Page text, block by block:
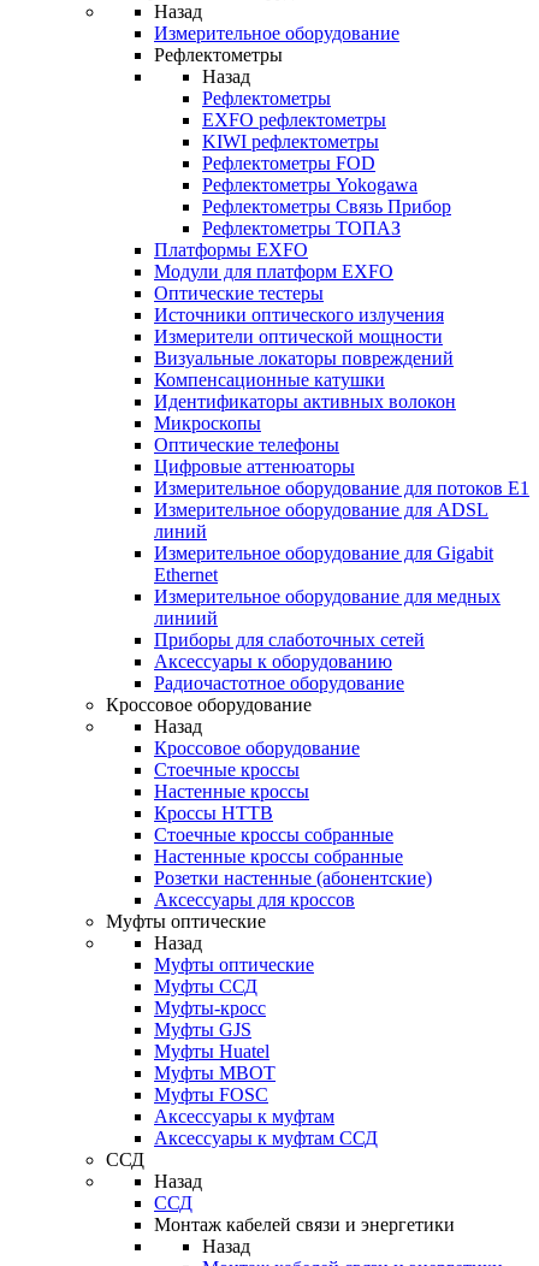
Назад
Измерительное оборудование
Рефлектометры
Назад
Рефлектометры
EXFO рефлектометры
KIWI рефлектометры
Рефлектометры FOD
Рефлектометры Yokogawa
Рефлектометры Связь Прибор
Рефлектометры ТОПАЗ
Платформы EXFO
Модули для платформ EXFO
Оптические тестеры
Источники оптического излучения
Измерители оптической мощности
Визуальные локаторы повреждений
Компенсационные катушки
Идентификаторы активных волокон
Микроскопы
Оптические телефоны
Цифровые аттенюаторы
Измерительное оборудование для потоков Е1
Измерительное оборудование для ADSL
линий
Измерительное оборудование для Gigabit
Ethernet
Измерительное оборудование для медных
линиий
Приборы для слаботочных сетей
Аксессуары к оборудованию
Радиочастотное оборудование
Кроссовое оборудование
Назад
Кроссовое оборудование
Стоечные кроссы
Настенные кроссы
Кроссы HTTB
Стоечные кроссы собранные
Настенные кроссы собранные
Розетки настенные (абонентские)
Аксессуары для кроссов
Муфты оптические
Назад
Муфты оптические
Муфты ССД
Муфты-кросс
Муфты GJS
Муфты Huatel
Муфты МВОТ
Муфты FOSC
Аксессуары к муфтам
Аксессуары к муфтам ССД
ССД
Назад
ССД
Монтаж кабелей связи и энергетики
Назад